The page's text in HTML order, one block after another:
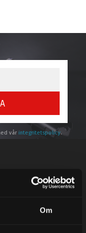
Om
vår integritetspolicy.
Ordrar skickas